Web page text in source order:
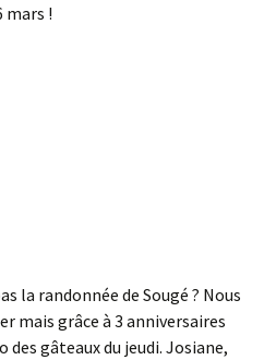
!
la randonnée de Sougé ? Nous
mais grâce à 3 anniversaires
des gâteaux du jeudi. Josiane,